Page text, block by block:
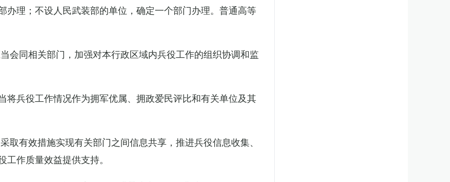
办理；不设人民武装部的单位，确定一个部门办理。普通高等
会同相关部门，加强对本行政区域内兵役工作的组织协调和监
将兵役工作情况作为拥军优属、拥政爱民评比和有关单位及其
取有效措施实现有关部门之间信息共享，推进兵役信息收集、
作质量效益提供支持。